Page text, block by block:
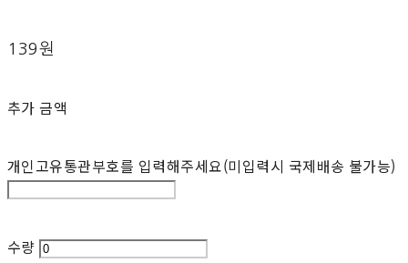
139원
추가 금액
개인고유통관부호를 입력해주세요(미입력시 국제배송 불가능)
수량